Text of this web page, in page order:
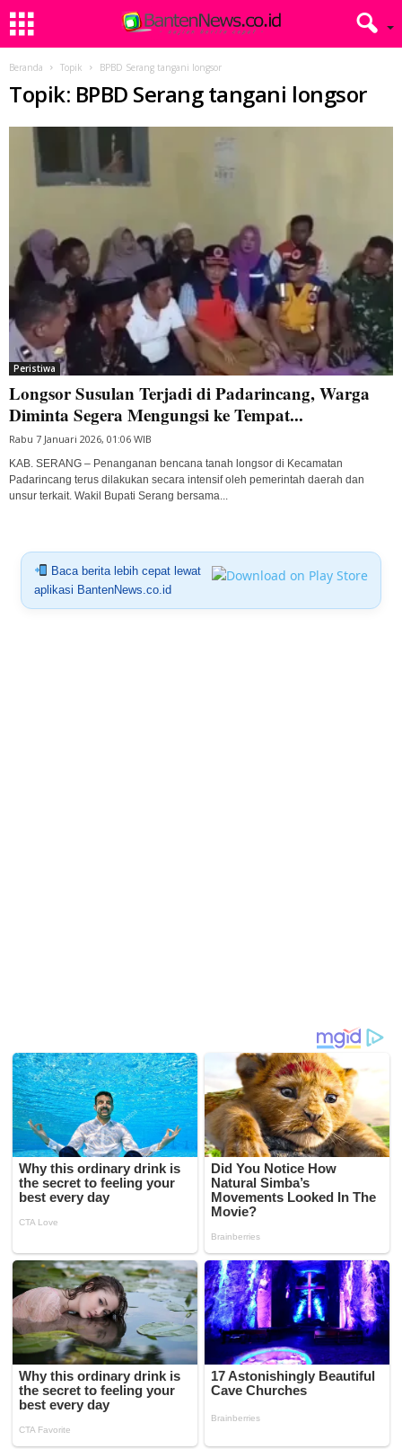
Beranda Topik BPBD Serang tangani longsor
Topik: BPBD Serang tangani longsor
Peristiwa
Longsor Susulan Terjadi di Padarincang, Warga
Diminta Segera Mengungsi ke Tempat...
Rabu 7 Januari 2026, 01:06 WIB
KAB. SERANG – Penanganan bencana tanah longsor di Kecamatan
Padarincang terus dilakukan secara intensif oleh pemerintah daerah dan
unsur terkait. Wakil Bupati Serang bersama...
Baca berita lebih cepat lewat
aplikasi BantenNews.co.id